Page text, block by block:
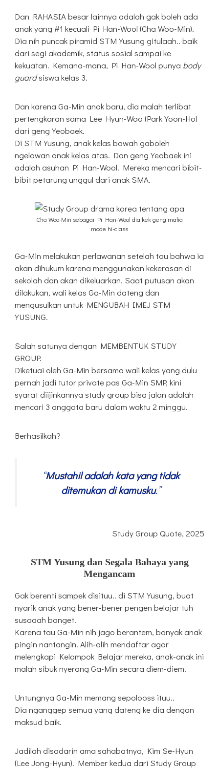
Dan RAHASIA besar lainnya adalah gak boleh ada
anak yang #1 kecuali Pi Han-Wool (Cha Woo-Min).
Dia nih puncak piramid STM Yusung gitulaah.. baik
dari segi akademik, status sosial sampai ke
kekuatan. Kemana-mana, Pi Han-Wool punya body
guardsiswa kelas 3.
Dan karena Ga-Min anak baru, dia malah terlibat
pertengkaran sama Lee Hyun-Woo (Park Yoon-Ho)
dari geng Yeobaek.
Di STM Yusung, anak kelas bawah gaboleh
ngelawan anak kelas atas. Dan geng Yeobaek ini
adalah asuhan Pi Han-Wool. Mereka mencari bibit-
bibit petarung unggul dari anak SMA.
Cha Woo-Min sebagai Pi Han-Wool dia kek geng mafia
mode hi-class
Ga-Min melakukan perlawanan setelah tau bahwa ia
akan dihukum karena menggunakan kekerasan di
sekolah dan akan dikeluarkan. Saat putusan akan
dilakukan, wali kelas Ga-Min dateng dan
mengusulkan untuk MENGUBAH IMEJ STM
YUSUNG.
Salah satunya dengan MEMBENTUK STUDY
GROUP.
Diketuai oleh Ga-Min bersama wali kelas yang dulu
pernah jadi tutor private pas Ga-Min SMP, kini
syarat diijinkannya study group bisa jalan adalah
mencari 3 anggota baru dalam waktu 2 minggu.
Berhasilkah?
“Mustahil adalah kata yang tidak
ditemukan di kamusku.”
Study Group Quote, 2025
STM Yusung dan Segala Bahaya yang
Mengancam
Gak berenti sampek disituu.. di STM Yusung, buat
nyarik anak yang bener-bener pengen belajar tuh
susaaah banget.
Karena tau Ga-Min nih jago berantem, banyak anak
pingin nantangin. Alih-alih mendaftar agar
melengkapi Kelompok Belajar mereka, anak-anak ini
malah sibuk nyerang Ga-Min secara diem-diem.
Untungnya Ga-Min memang sepolooss ituu..
Dia nganggep semua yang dateng ke dia dengan
maksud baik.
Jadilah disadarin ama sahabatnya, Kim Se-Hyun
(Lee Jong-Hyun). Member kedua dari Study Group